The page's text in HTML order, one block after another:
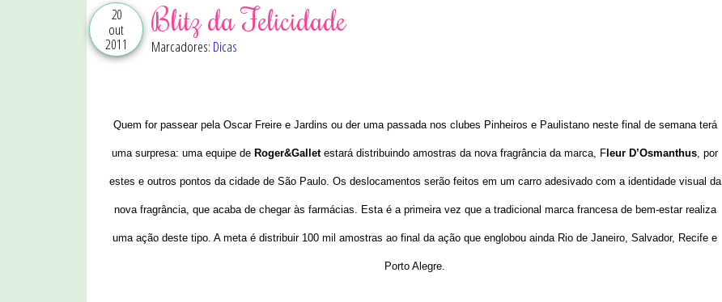
20
out
2011
Blitz da Felicidade
Marcadores: Dicas
Quem for passear pela Oscar Freire e Jardins ou der uma passada nos clubes Pinheiros e Paulistano neste final de semana terá
uma surpresa: uma equipe de Roger&Galletestará distribuindo amostras da nova fragrância da marca, F leur D’Osmanthus, por
estes e outros pontos da cidade de São Paulo. Os deslocamentos serão feitos em um carro adesivado com a identidade visual da
nova fragrância, que acaba de chegar às farmácias. Esta é a primeira vez que a tradicional marca francesa de bem-estar realiza
uma ação deste tipo. A meta é distribuir 100 mil amostras ao final da ação que englobou ainda Rio de Janeiro, Salvador, Recife e
Porto Alegre.